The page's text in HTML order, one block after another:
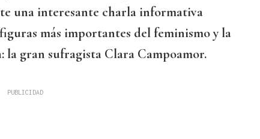
una interesante charla informativa
más importantes del feminismo y la
la gran sufragista Clara Campoamor.